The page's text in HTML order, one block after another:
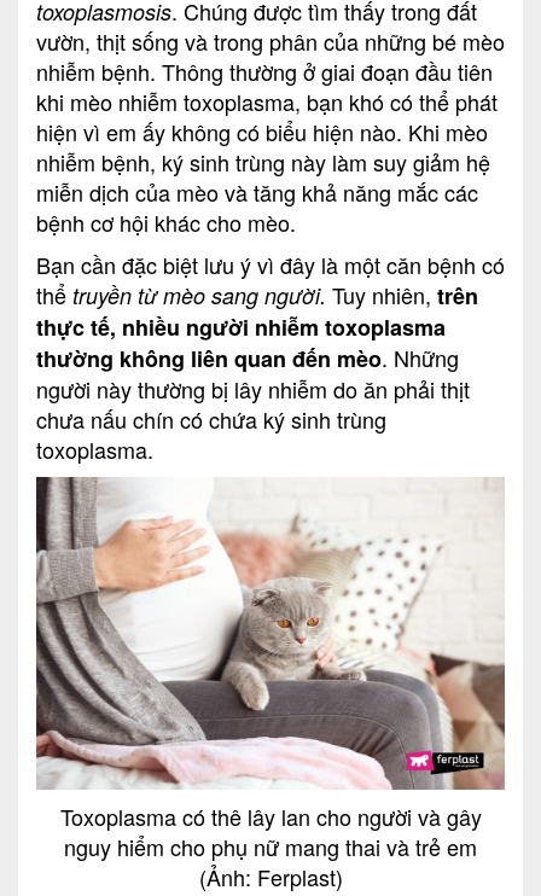
toxoplasmosis. Chúng được tìm thấy trong đất
vườn, thịt sống và trong phân của những bé mèo
nhiễm bệnh. Thông thường ở giai đoạn đầu tiên
khi mèo nhiễm toxoplasma, bạn khó có thể phát
hiện vì em ấy không có biểu hiện nào. Khi mèo
nhiễm bệnh, ký sinh trùng này làm suy giảm hệ
miễn dịch của mèo và tăng khả năng mắc các
bệnh cơ hội khác cho mèo.
Bạn cần đặc biệt lưu ý vì đây là một căn bệnh có
thể truyền từ mèo sang người. Tuy nhiên, trên
thực tế, nhiều người nhiễm toxoplasma
thường không liên quan đến mèo. Những
người này thường bị lây nhiễm do ăn phải thịt
chưa nấu chín có chứa ký sinh trùng
toxoplasma.
Toxoplasma có thê lây lan cho người và gây
nguy hiểm cho phụ nữ mang thai và trẻ em
(Ảnh: Ferplast)